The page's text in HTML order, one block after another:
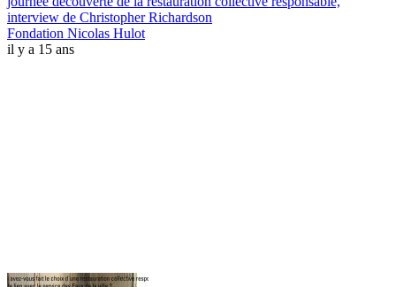
interview de Christopher Richardson
Fondation Nicolas Hulot
il y a 15 ans